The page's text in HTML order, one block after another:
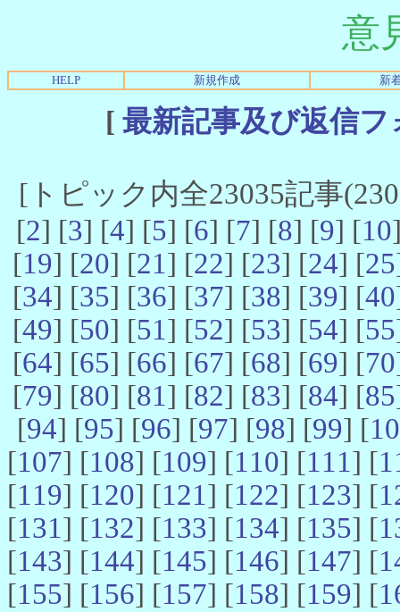
意
HELP 新規作成 新
[ 最新記事及び返信
[トピック内全23035記事
[2] [3] [4] [5] [6] [7] [8] [9] [10
[19] [20] [21] [22] [23] [24] [25
[34] [35] [36] [37] [38] [39] [40
[49] [50] [51] [52] [53] [54] [55
[64] [65] [66] [67] [68] [69] [70
[79] [80] [81] [82] [83] [84] [85
[94] [95] [96] [97] [98] [99] [
[107] [108] [109] [110] [111] [
[119] [120] [121] [122] [123] [
[131] [132] [133] [134] [135] [
[143] [144] [145] [146] [147] [
[155] [156] [157] [158] [159] [